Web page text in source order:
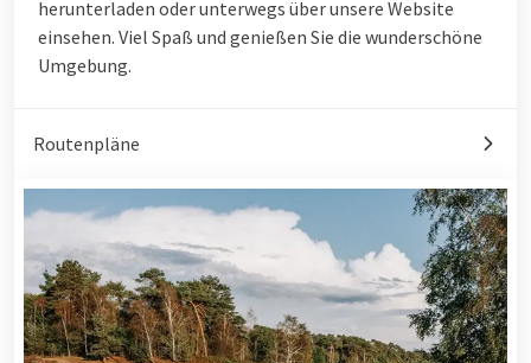
herunterladen oder unterwegs über unsere Website
einsehen. Viel Spaß und genießen Sie die wunderschöne
Umgebung.
Routenpläne